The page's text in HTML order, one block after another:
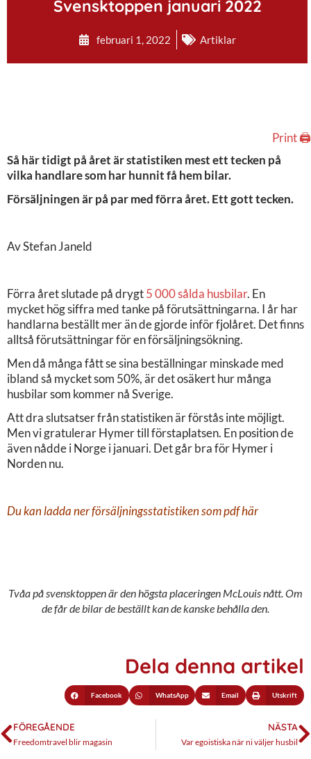
Svensktoppen januari 2022
februari 1, 2022 Artiklar
Print 🖨
Så här tidigt på året är statistiken mest ett tecken på
vilka handlare som har hunnit få hem bilar.
Försäljningen är på par med förra året. Ett gott tecken.
Av Stefan Janeld
Förra året slutade på drygt5 000 sålda husbilar. En
mycket hög siffra med tanke på förutsättningarna. I år har
handlarna beställt mer än de gjorde inför fjolåret. Det finns
alltså förutsättningar för en försäljningsökning.
Men då många fått se sina beställningar minskade med
ibland så mycket som 50%, är det osäkert hur många
husbilar som kommer nå Sverige.
Att dra slutsatser från statistiken är förstås inte möjligt.
Men vi gratulerar Hymer till förstaplatsen. En position de
även nådde i Norge i januari. Det går bra för Hymer i
Norden nu.
Du kan ladda ner försäljningsstatistiken sompdf här
Tvåa på svensktoppen är den högsta placeringen McLouis nått. Om
de får de bilar de beställt kan de kanske behålla den.
Dela denna artikel
Facebook WhatsApp Email Utskrift
FÖREGÅENDE
Freedomtravel blir magasin
NÄSTA
Var egoistiska när ni väljer husbil